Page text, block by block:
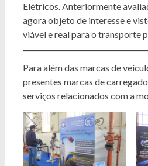
Elétricos. Anteriormente
agora objeto de interesse e
viável e real para o transporte
Para além das marcas de
presentes marcas de
serviços relacionados com a